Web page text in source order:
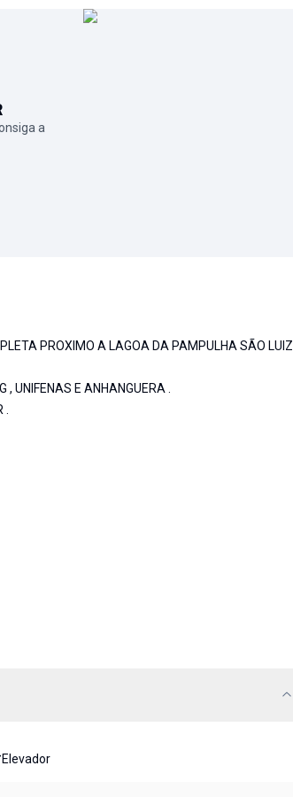
a
PROXIMO A LAGOA DA PAMPULHA SÃO LUIZ
, UNIFENAS E ANHANGUERA .
.
Elevador